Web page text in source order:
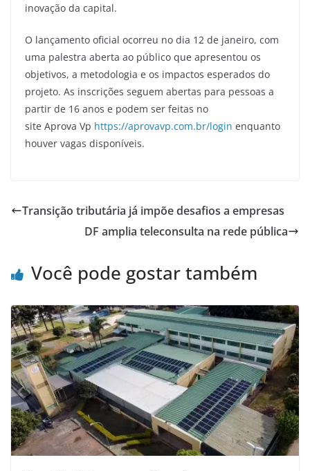
inovação da capital.
O lançamento oficial ocorreu no dia 12 de janeiro, com
uma palestra aberta ao público que apresentou os
objetivos, a metodologia e os impactos esperados do
projeto. As inscrições seguem abertas para pessoas a
partir de 16 anos e podem ser feitas no
site Aprova Vp https://aprovavp.com.br/login enquanto
houver vagas disponíveis.
Transição tributária já impõe desafios a empresas
DF amplia teleconsulta na rede pública
Você pode gostar também